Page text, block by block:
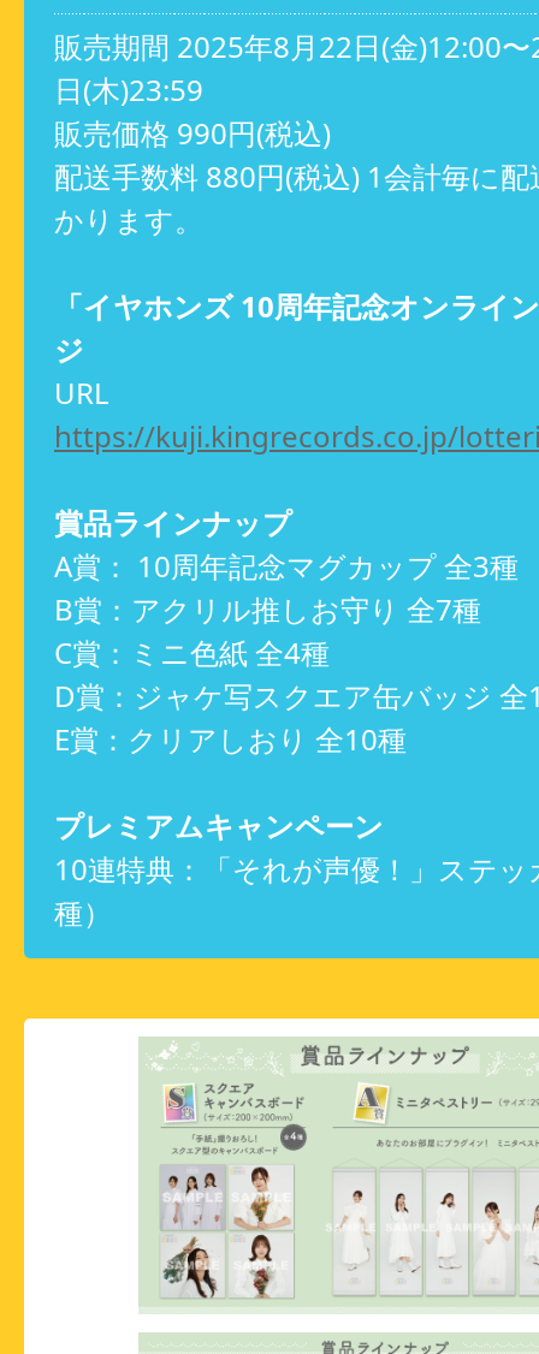
販売期間 2025年8月22日(金)12:00
日(木)23:59
販売価格 990円(税込)
配送手数料 880円(税込) 1会計毎に
かります。
「イヤホンズ 10周年記念オンライ
ジ
URL
https://kuji.kingrecords.co.jp/
賞品ラインナップ
A賞： 10周年記念マグカップ 全3種
B賞：アクリル推しお守り 全7種
C賞：ミニ色紙 全4種
D賞：ジャケ写スクエア缶バッジ 全
E賞：クリアしおり 全10種
プレミアムキャンペーン
10連特典：「それが声優！」ステ
種）